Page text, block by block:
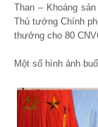
Than – Khoáng
Thủ tướng Chính
thưởng cho 80
Một số hình ảnh